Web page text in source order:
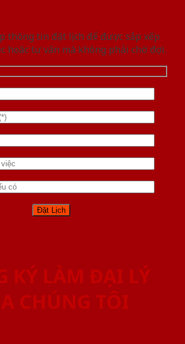
thông tin đặt lịch để được sắp xếp
hoăc tư vấn mà không phải chờ đợi.
KÝ LÀM ĐẠI LÝ
CHÚNG TÔI